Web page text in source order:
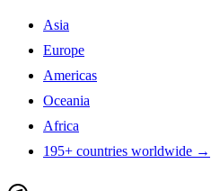
Asia
Europe
Americas
Oceania
Africa
195+ countries worldwide →